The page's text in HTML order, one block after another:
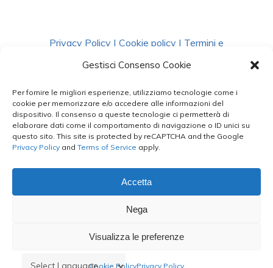
Gestisci Consenso Cookie
Per fornire le migliori esperienze, utilizziamo tecnologie come i
cookie per memorizzare e/o accedere alle informazioni del
dispositivo. Il consenso a queste tecnologie ci permetterà di
elaborare dati come il comportamento di navigazione o ID unici su
questo sito. This site is protected by reCAPTCHA and the Google
Privacy Policy and Terms of Service apply.
Accetta
Nega
Visualizza le preferenze
Cookie PolicyPrivacy Policy
Privacy Policy | Cookie policy | Termini e
Condizioni|Richiedi Dati
facebook instagram whatsappphone
email
Le Bontà del Capo ©